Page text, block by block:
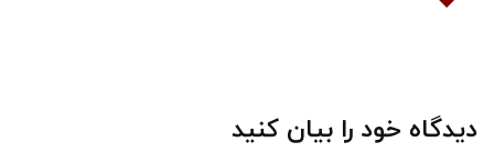
دیدگاه خود را بیان کنید